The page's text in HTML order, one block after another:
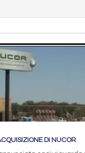
DI NUCOR